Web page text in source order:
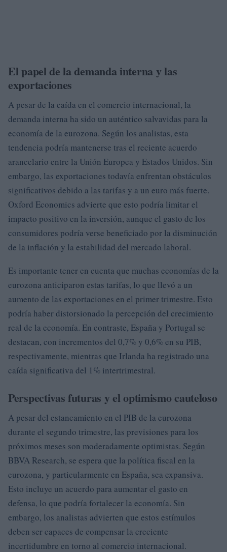
El papel de la demanda interna y las
exportaciones
A pesar de la caída en el comercio internacional, la
demanda interna ha sido un auténtico salvavidas para la
economía de la eurozona. Según los analistas, esta
tendencia podría mantenerse tras el reciente acuerdo
arancelario entre la Unión Europea y Estados Unidos. Sin
embargo, las exportaciones todavía enfrentan obstáculos
significativos debido a las tarifas y a un euro más fuerte.
Oxford Economics advierte que esto podría limitar el
impacto positivo en la inversión, aunque el gasto de los
consumidores podría verse beneficiado por la disminución
de la inflación y la estabilidad del mercado laboral.
Es importante tener en cuenta que muchas economías de la
eurozona anticiparon estas tarifas, lo que llevó a un
aumento de las exportaciones en el primer trimestre. Esto
podría haber distorsionado la percepción del crecimiento
real de la economía. En contraste, España y Portugal se
destacan, con incrementos del 0,7% y 0,6% en su PIB,
respectivamente, mientras que Irlanda ha registrado una
caída significativa del 1% intertrimestral.
Perspectivas futuras y el optimismo cauteloso
A pesar del estancamiento en el PIB de la eurozona
durante el segundo trimestre, las previsiones para los
próximos meses son moderadamente optimistas. Según
BBVA Research, se espera que la política fiscal en la
eurozona, y particularmente en España, sea expansiva.
Esto incluye un acuerdo para aumentar el gasto en
defensa, lo que podría fortalecer la economía. Sin
embargo, los analistas advierten que estos estímulos
deben ser capaces de compensar la creciente
incertidumbre en torno al comercio internacional.